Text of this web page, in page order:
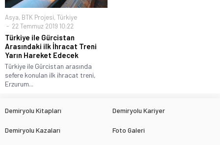
Asya, BTK Projesi, Türkiye
22 Temmuz 2019 10:22
Türkiye ile Gürcistan
Arasındaki ilk İhracat Treni
Yarın Hareket Edecek
Türkiye ile Gürcistan arasında
sefere konulan ilk ihracat treni,
Erzurum...
Demiryolu Kitapları Demiryolu Kariyer
Demiryolu Kazaları Foto Galeri